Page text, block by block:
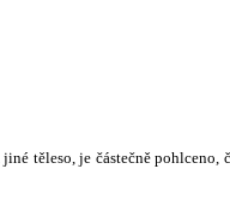
těleso, je částečně pohlceno,